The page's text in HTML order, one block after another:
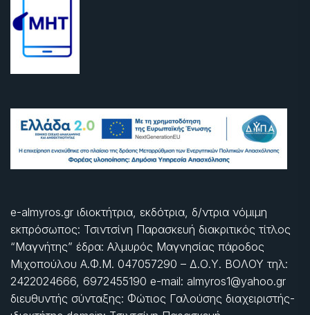
e-almyros.gr ιδιοκτήτρια, εκδότρια, δ/ντρια νόμιμη
εκπρόσωπος: Τσιντσίνη Παρασκευή διακριτικός τίτλος
“Μαγνήτης” έδρα: Αλμυρός Μαγνησίας πάροδος
Μιχοπούλου Α.Φ.Μ. 047057290 – Δ.Ο.Υ. ΒΟΛΟΥ τηλ:
2422024666, 6972455190 e-mail: almyros1@yahoo.gr
διευθυντής σύνταξης: Φώτιος Γαλούσης διαχειριστής-